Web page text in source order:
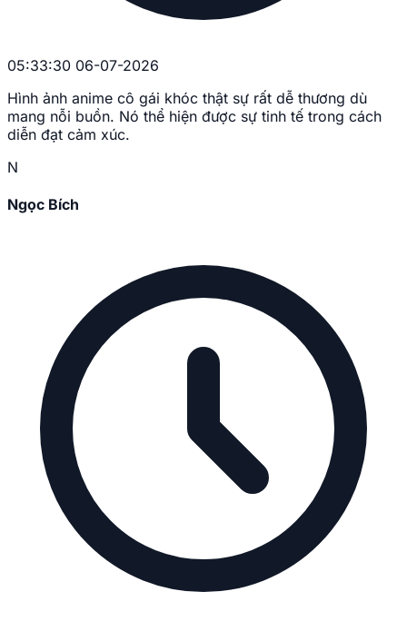
05:33:30 06-07-2026
Hình ảnh anime cô gái khóc thật sự rất dễ thương dù
mang nỗi buồn. Nó thể hiện được sự tinh tế trong cách
diễn đạt cảm xúc.
N
Ngọc Bích